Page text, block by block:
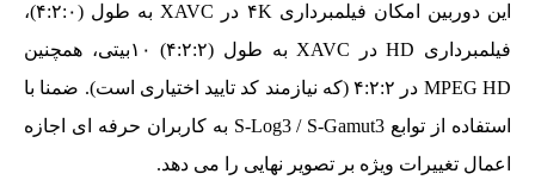
این دوربین امکان فیلمبرداری ۴K در XAVC به طول (۴:۲:۰)،
فیلمبرداری HD در XAVC به طول (۴:۲:۲) ۱۰بیتی، همچنین
MPEG HD در ۴:۲:۲ (که نیازمند کد تایید اختیاری است). ضمنا با
استفاده از توابع S-Log3 / S-Gamut3 به کاربران حرفه ای اجازه
اعمال تغییرات ویژه بر تصویر نهایی را می دهد.